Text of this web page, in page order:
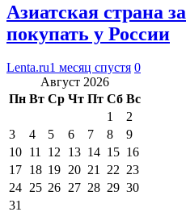
Азиатская страна
покупать у России
Lenta.ru1 месяц спустя 0
Август 2026
Пн Вт Ср Чт Пт Сб Вс
1
2
3
4 5 6 7 8
9
10 11 12 13 14 15 16
17 18 19 20 21 22 23
24 25 26 27 28 29 30
31